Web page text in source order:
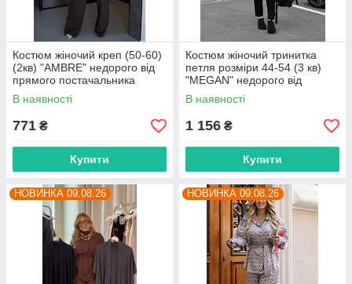
Костюм жіночий креп (50-60)
(2кв) "AMBRE" недорого від
прямого постачальника
В наявності
771 ₴
Купити
Костюм жіночий тринитка
петля розміри 44-54 (3 кв)
"MEGAN" недорого від
прямого постачальника
В наявності
1 156 ₴
Купити
НОВИНКА 09.08.26 НОВИНКА 09.08.26